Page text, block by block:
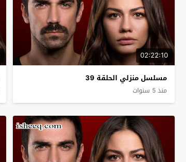
02:22:10
مسلسل منزلي الحلقة 39
منذ 5 سنوات